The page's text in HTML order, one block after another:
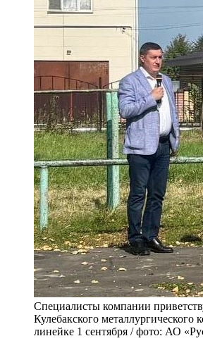
Специалисты компании
Кулебакского металлургического
линейке 1 сентября / фото: АО